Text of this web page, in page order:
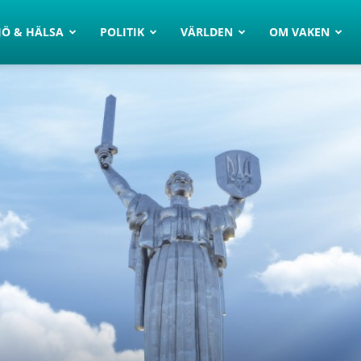
& HÄLSA POLITIK VÄRLDEN OM VAKEN